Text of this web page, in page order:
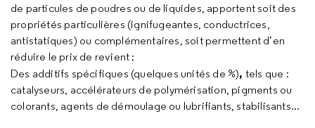
de particules de poudres ou de liquides, apportent soit des
propriétés particulières (ignifugeantes, conductrices,
antistatiques) ou complémentaires, soit permettent d’en
réduire le prix de revient ;
Des additifs spécifiques (quelques unités de %), tels que :
catalyseurs, accélérateurs de polymérisation, pigments ou
colorants, agents de démoulage ou lubrifiants, stabilisants...